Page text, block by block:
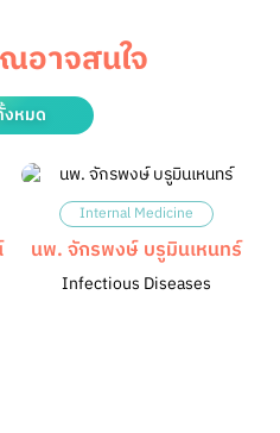
อาจสนใจ
หมด
Internal Medicine
นพ. จักรพงษ์ บรูมินเหนทร์
Infectious Diseases